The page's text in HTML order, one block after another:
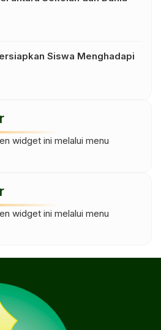
Siswa Menghadapi
widget ini melalui menu
widget ini melalui menu